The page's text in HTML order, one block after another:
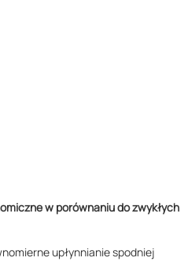
w porównaniu do zwykłych
upłynnianie spodniej